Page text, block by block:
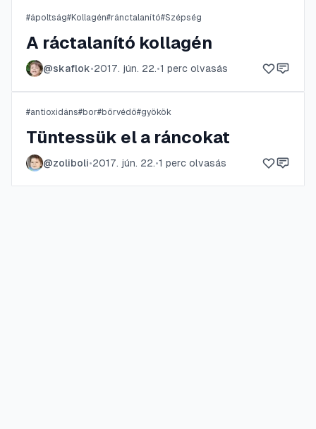
#ápoltság#Kollagén#ránctalanító#Szépség
A ráctalanító kollagén
@skaflok•2017. jún. 22.•1 perc olvasás
#antioxidáns#bor#bőrvédő#gyökök
Tüntessük el a ráncokat
@zoliboli•2017. jún. 22.•1 perc olvasás